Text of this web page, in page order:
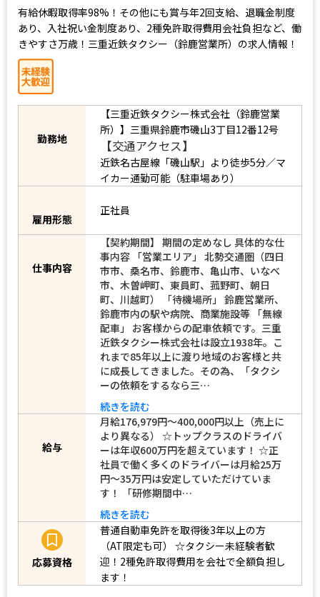
有給休暇取得率98%！その他にも賞与年2回支給、退職金制度
あり、入社祝い金制度あり、2種免許取得費用会社負担など、働
きやすさ万歳！三重近鉄タクシー（鈴鹿営業所）の求人情報！
勤務地
【三重近鉄タクシー株式会社（鈴鹿営業
所）】三重県鈴鹿市磯山3丁目12番12号
【交通アクセス】
近鉄名古屋線「磯山駅」より徒歩5分／マ
イカー通勤可能（駐車場あり）
雇用形態
正社員
【契約期間】 期間の定めなし 具体的な仕
事内容 「営業エリア」 北勢交通圏（四日
市市、桑名市、鈴鹿市、亀山市、いなべ
市、木曽岬町、東員町、菰野町、朝日
町、川越町） 「待機場所」 鈴鹿営業所、
鈴鹿市内の駅や病院、商業施設等 「無線
配車」 お客様からの配車依頼です。三重
近鉄タクシー株式会社は設立1938年。こ
れまで85年以上に渡り地域のお客様と共
に成長してきました。その為、「タクシ
ーの依頼をするなら三…
続きを読む
月給176,979円～400,000円以上（売上に
より異なる） ☆トップクラスのドライバ
ーは年収600万円を超えています！ ☆正
社員で働く多くのドライバーは月給25万
円～35万円は安定していただけていま
す！ 「研修期間中…
続きを読む
応募資格
普通自動車免許を取得後3年以上の方
（AT限定も可）
☆タクシー未経験者歓
迎！2種免許取得費用を会社で全額負担し
ます！